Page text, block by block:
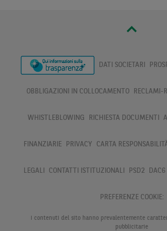
DATI SOCIETARI
OBBLIGAZIONI IN COLLOCAMENTO RECLAMI-
WHISTLEBLOWING RICHIESTA DOCUMENTI
FINANZIARIE PRIVACY CARTA
LEGALI CONTATTI ISTITUZIONALI PSD2 DAC6
PREFERENZE COOKIE:
I contenuti del sito hanno prevalentemente
pubblicitarie